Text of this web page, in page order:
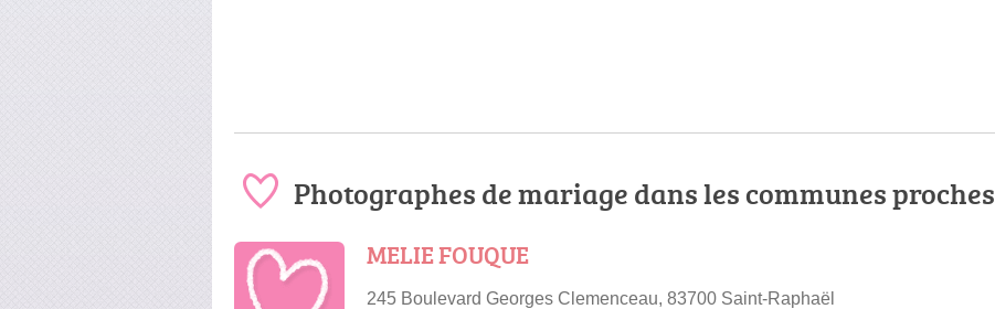
Photographes de mariage dans les communes proches
MELIE FOUQUE
245 Boulevard Georges Clemenceau, 83700 Saint-Raphaël